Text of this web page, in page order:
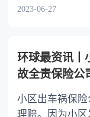
2023-06-27
环球最资讯丨
故全责保险公
小区出车祸保
理赔。因为小区